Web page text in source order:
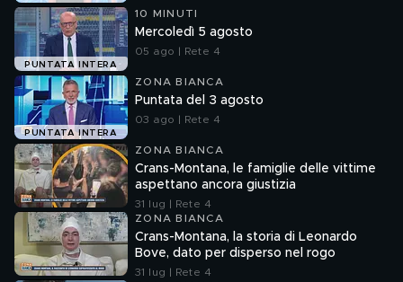
PUNTATA INTERA
10 MINUTI
Mercoledì 5 agosto
05 ago | Rete 4
PUNTATA INTERA
ZONA BIANCA
Puntata del 3 agosto
03 ago | Rete 4
ZONA BIANCA
Crans-Montana, le famiglie delle vittime
aspettano ancora giustizia
31 lug | Rete 4
ZONA BIANCA
Crans-Montana, la storia di Leonardo
Bove, dato per disperso nel rogo
31 lug | Rete 4